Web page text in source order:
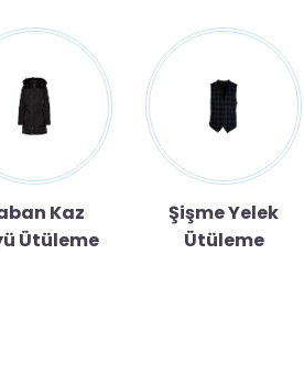
Kaz
Ütüleme
Şişme Yelek
Ütüleme